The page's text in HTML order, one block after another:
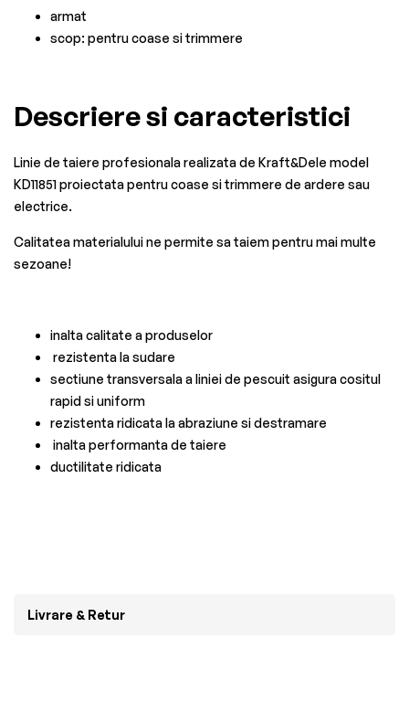
armat
scop: pentru coase si trimmere
Descriere si caracteristici
Linie de taiere profesionala realizata de Kraft&Dele model
KD11851 proiectata pentru coase si trimmere de ardere sau
electrice.
Calitatea materialului ne permite sa taiem pentru mai multe
sezoane!
inalta calitate a produselor
rezistenta la sudare
sectiune transversala a liniei de pescuit asigura cositul
rapid si uniform
rezistenta ridicata la abraziune si destramare
inalta performanta de taiere
ductilitate ridicata
Livrare & Retur